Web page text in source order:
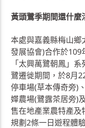
黃頭鷺季期間還什麼
本處與嘉義縣梅山鄉
發展協會)合作於
「太興萬鷺朝鳳」
鷺遷徙期間，於8月
停車場(草本傳奇旁)
嬅農場(鷺露茶居旁)
售在地產業農特產
規劃2條一日遊程體